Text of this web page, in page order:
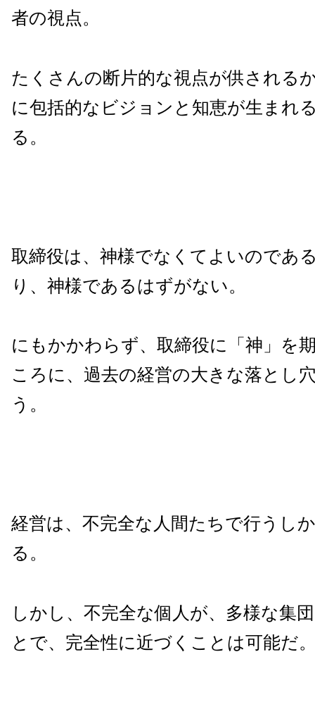
者の視点。
たくさんの断片的な視点が供される
に包括的なビジョンと知恵が生まれ
る。
取締役は、神様でなくてよいのであ
り、神様であるはずがない。
にもかかわらず、取締役に「神」を
ころに、過去の経営の大きな落とし
う。
経営は、不完全な人間たちで行うし
る。
しかし、不完全な個人が、多様な集
とで、完全性に近づくことは可能だ